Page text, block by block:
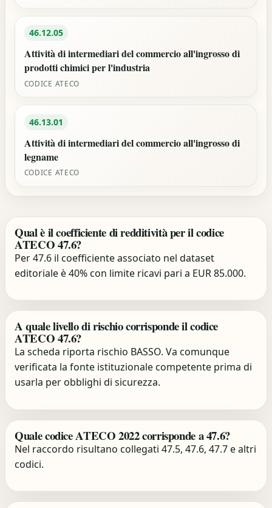
46.12.05
Attività di intermediari del commercio all'ingrosso di
prodotti chimici per l'industria
CODICE ATECO
46.13.01
Attività di intermediari del commercio all'ingrosso di
legname
CODICE ATECO
Qual è il coefficiente di redditività per il codice
ATECO 47.6?
Per 47.6 il coefficiente associato nel dataset
editoriale è 40% con limite ricavi pari a EUR 85.000.
A quale livello di rischio corrisponde il codice
ATECO 47.6?
La scheda riporta rischio BASSO. Va comunque
verificata la fonte istituzionale competente prima di
usarla per obblighi di sicurezza.
Quale codice ATECO 2022 corrisponde a 47.6?
Nel raccordo risultano collegati 47.5, 47.6, 47.7 e altri
codici.